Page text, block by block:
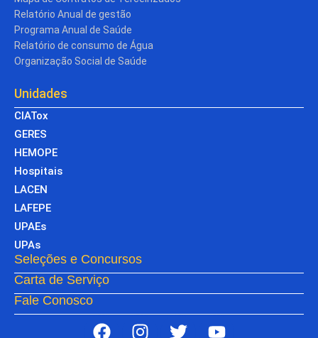
Relatório Anual de gestão
Programa Anual de Saúde
Relatório de consumo de Água
Organização Social de Saúde
Unidades
CIATox
GERES
HEMOPE
Hospitais
LACEN
LAFEPE
UPAEs
UPAs
Seleções e Concursos
Carta de Serviço
Fale Conosco